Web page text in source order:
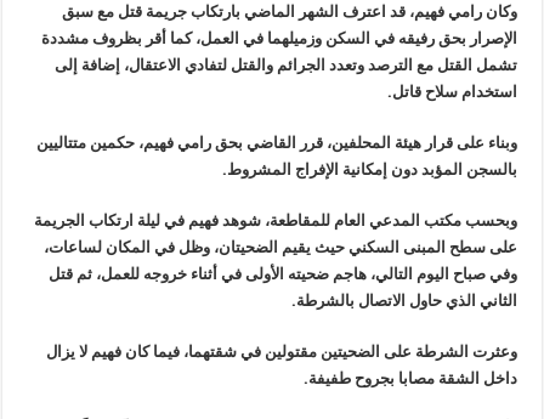
وكان رامي فهيم، قد اعترف الشهر الماضي بارتكاب جريمة قتل مع سبق
الإصرار بحق رفيقه في السكن وزميلهما في العمل، كما أقر بظروف مشددة
تشمل القتل مع الترصد وتعدد الجرائم والقتل لتفادي الاعتقال، إضافة إلى
استخدام سلاح قاتل.
وبناء على قرار هيئة المحلفين، قرر القاضي بحق رامي فهيم، حكمين متتاليين
بالسجن المؤبد دون إمكانية الإفراج المشروط.
وبحسب مكتب المدعي العام للمقاطعة، شوهد فهيم في ليلة ارتكاب الجريمة
على سطح المبنى السكني حيث يقيم الضحيتان، وظل في المكان لساعات،
وفي صباح اليوم التالي، هاجم ضحيته الأولى في أثناء خروجه للعمل، ثم قتل
الثاني الذي حاول الاتصال بالشرطة.
وعثرت الشرطة على الضحيتين مقتولين في شقتهما، فيما كان فهيم لا يزال
داخل الشقة مصابا بجروح طفيفة.